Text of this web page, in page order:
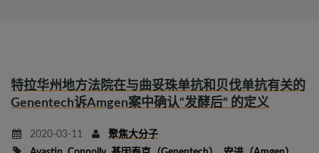
特拉华州地方法院在与曲妥珠单抗和贝伐单抗有关的
Genentech诉Amgen案中确认“发酵后” 的定义
2020-03-11
聚焦大分子